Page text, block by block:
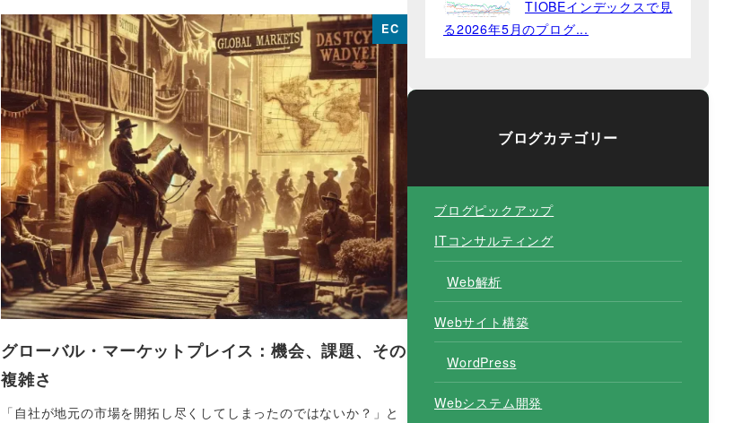
EC
グローバル・マーケットプレイス：機会、課題、その
複雑さ
「自社が地元の市場を開拓し尽くしてしまったのではないか？」と
TIOBEインデックスで見
る2026年5月のプログ...
ブログカテゴリー
ブログピックアップ
ITコンサルティング
Web解析
Webサイト構築
WordPress
Webシステム開発